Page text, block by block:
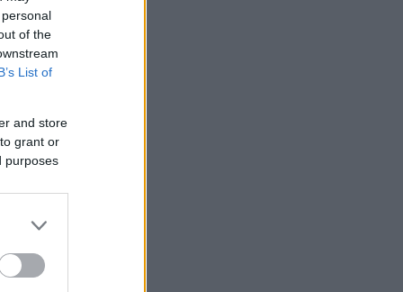
of the
List of
and store
grant or
purposes